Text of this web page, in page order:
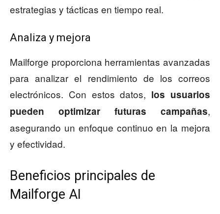
estrategias y tácticas en tiempo real.
Analiza y mejora
Mailforge proporciona herramientas avanzadas
para analizar el rendimiento de los correos
electrónicos. Con estos datos, los usuarios
pueden optimizar futuras campañas,
asegurando un enfoque continuo en la mejora
y efectividad.
Beneficios principales de
Mailforge AI